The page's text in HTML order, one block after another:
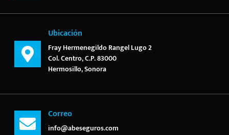
Ubicación
Fray Hermenegildo Rangel Lugo 2
Col. Centro, C.P. 83000
Hermosillo, Sonora
Correo
info@abeseguros.com